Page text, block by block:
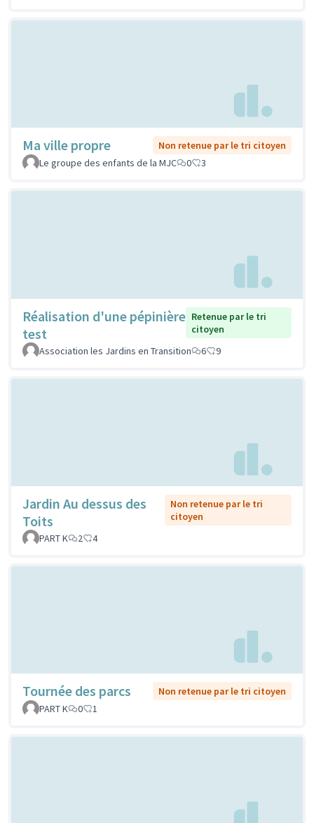
Ma ville propre
Non retenue par le tri citoyen
Le groupe des enfants de la MJC
0 3
Réalisation d'une pépinière
test
Retenue par le tri
citoyen
Association les Jardins en Transition
6 9
Jardin Au dessus des
Toits
Non retenue par le tri
citoyen
PART K
2 4
Tournée des parcs
Non retenue par le tri citoyen
PART K
0 1